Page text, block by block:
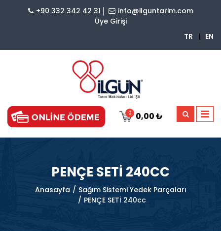
+90 332 342 42 31
info@ilguntarim.com
Üye Girişi
TR | EN
0 0,00 ₺
PENÇE SETİ 240CC
Anasayfa
Sağım Sistemi Yedek Parçaları
PENÇE SETİ 240cc